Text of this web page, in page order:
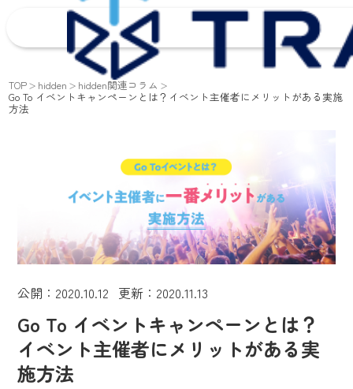
TOP hidden hidden関連コラム
Go To イベントキャンペーンとは？イベント主催者にメリットがある実施
方法
公開：2020.10.12 更新：2020.11.13
Go To イベントキャンペーンとは？
イベント主催者にメリットがある実
施方法